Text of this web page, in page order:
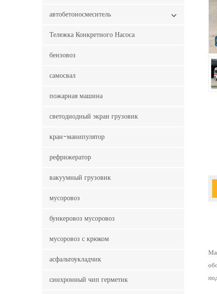
автобетоносмеситель
Тележка Конкретного Насоса
бензовоз
самосвал
пожарная машина
светодиодный экран грузовик
кран-манипулятор
рефрижератор
вакуумный грузовик
мусоровоз
бункеровоз мусоровоз
мусоровоз с крюком
асфальтоукладчик
синхронный чип герметик